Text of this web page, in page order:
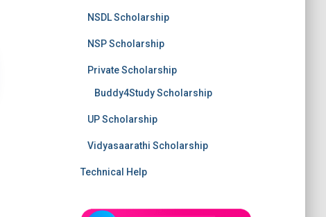
NSDL Scholarship
NSP Scholarship
Private Scholarship
Buddy4Study Scholarship
UP Scholarship
Vidyasaarathi Scholarship
Technical Help